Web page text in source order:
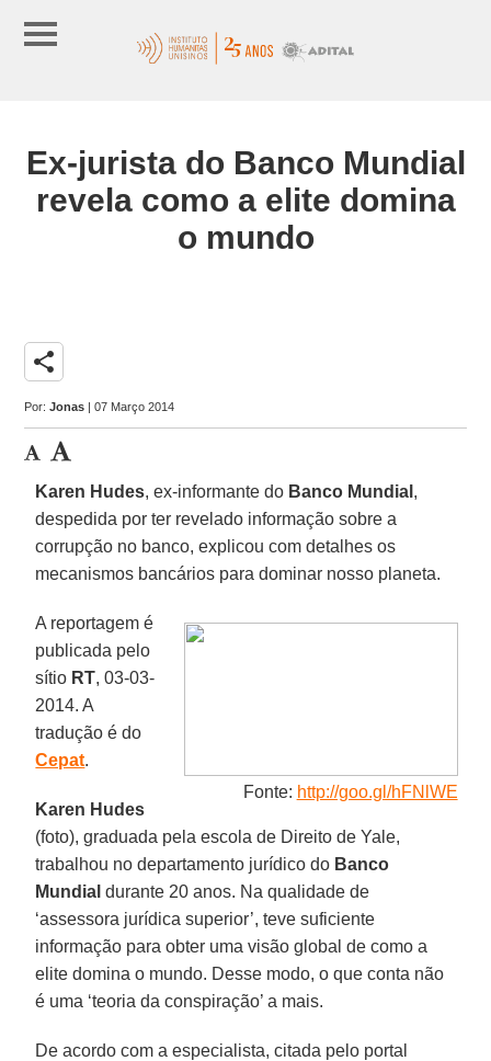
Ex-jurista do Banco Mundial
revela como a elite domina
o mundo
share
Por:Jonas | 07 Março 2014
Karen Hudes, ex-informante do Banco Mundial ,
despedida por ter revelado informação sobre a
corrupção no banco, explicou com detalhes os
mecanismos bancários para dominar nosso planeta.
Fonte: http://goo.gl/hFNlWE
A reportagem é
publicada pelo
sítio RT, 03-03-
2014. A
tradução é do
Cepat.
Karen Hudes
(foto), graduada pela escola de Direito de Yale,
trabalhou no departamento jurídico do Banco
Mundial durante 20 anos. Na qualidade de
‘assessora jurídica superior’, teve suficiente
informação para obter uma visão global de como a
elite domina o mundo. Desse modo, o que conta não
é uma ‘teoria da conspiração’ a mais.
De acordo com a especialista, citada pelo portal